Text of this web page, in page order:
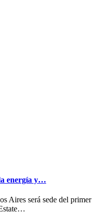
energía y…
Aires será sede del primer